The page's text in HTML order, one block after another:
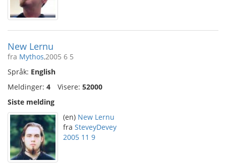
New Lernu
fra Mythos,2005 6 5
Språk: English
Meldinger: 4 Visere: 52000
Siste melding
(en) New Lernu
fra SteveyDevey
2005 11 9